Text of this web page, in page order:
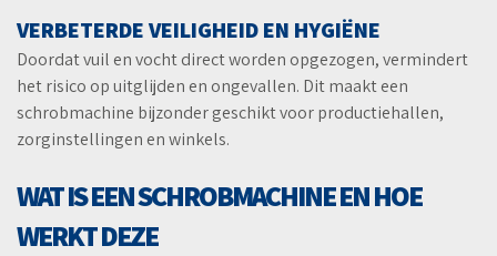
VERBETERDE VEILIGHEID EN HYGIËNE
Doordat vuil en vocht direct worden opgezogen, vermindert
het risico op uitglijden en ongevallen. Dit maakt een
schrobmachine bijzonder geschikt voor productiehallen,
zorginstellingen en winkels.
WAT IS EEN SCHROBMACHINE EN HOE
WERKT DEZE